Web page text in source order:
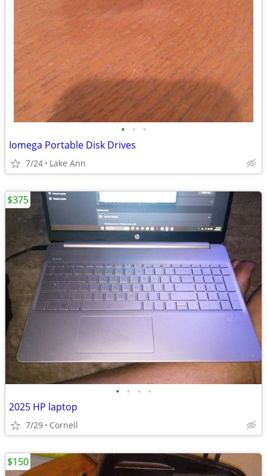
• • •
Iomega Portable Disk Drives
7/24 Lake Ann
• • • •
2025 HP laptop
7/29 Cornell
$375
$150